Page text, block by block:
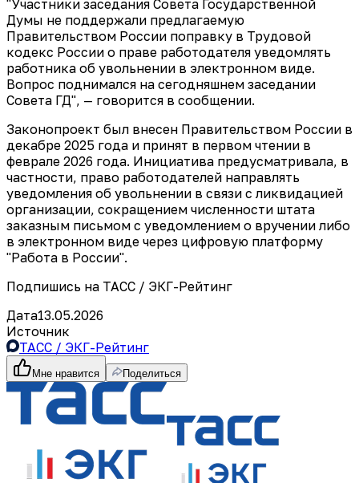
"Участники заседания Совета Государственной
Думы не поддержали предлагаемую
Правительством России поправку в Трудовой
кодекс России о праве работодателя уведомлять
работника об увольнении в электронном виде.
Вопрос поднимался на сегодняшнем заседании
Совета ГД", — говорится в сообщении.
Законопроект был внесен Правительством России в
декабре 2025 года и принят в первом чтении в
феврале 2026 года. Инициатива предусматривала, в
частности, право работодателей направлять
уведомления об увольнении в связи с ликвидацией
организации, сокращением численности штата
заказным письмом с уведомлением о вручении либо
в электронном виде через цифровую платформу
"Работа в России".
Подпишись на ТАСС / ЭКГ-Рейтинг
Дата13.05.2026
Источник
ТАСС / ЭКГ-Рейтинг
Мне нравится Поделиться